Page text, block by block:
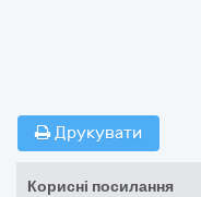
Друкувати
Корисні посилання